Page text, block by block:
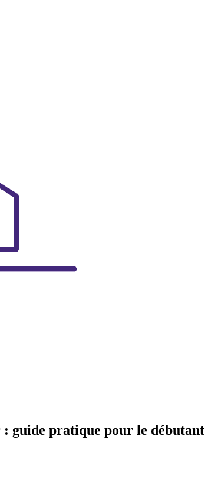
guide pratique pour le débutant